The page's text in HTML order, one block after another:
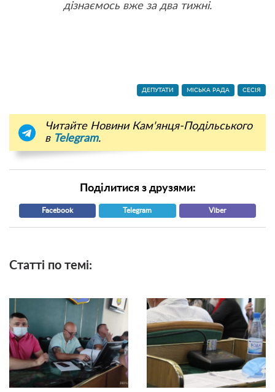
дізнаємось вже за два тижні.
ДЕПУТАТИ МІСЬКА РАДА СЕСІЯ
Читайте Новини Кам'янця-Подільського
в Telegram.
Поділитися з друзями:
Facebook Telegram Viber
Статті по темі: